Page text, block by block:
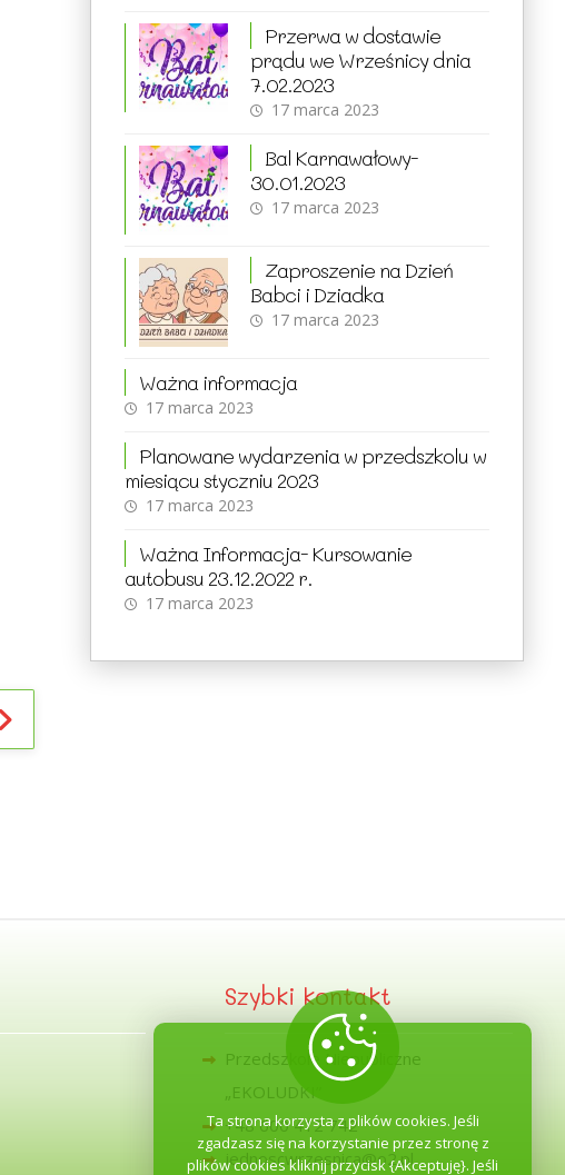
Przerwa w dostawie
prądu we Wrześnicy dnia
7.02.2023
17 marca 2023
Bal Karnawałowy-
30.01.2023
17 marca 2023
Zaproszenie na Dzień
Babci i Dziadka
17 marca 2023
Ważna informacja
17 marca 2023
Planowane wydarzenia w przedszkolu w
miesiącu styczniu 2023
17 marca 2023
Ważna Informacja- Kursowanie
autobusu 23.12.2022 r.
17 marca 2023
Szybki kontakt
Przedszkole Niepubliczne
„EKOLUDKI”
+48 600 412 742
jednoscwrzesnica@o2.pl
Ta strona korzysta z plików cookies. Jeśli
zgadzasz się na korzystanie przez stronę z
plików cookies kliknij przycisk {Akceptuję}. Jeśli